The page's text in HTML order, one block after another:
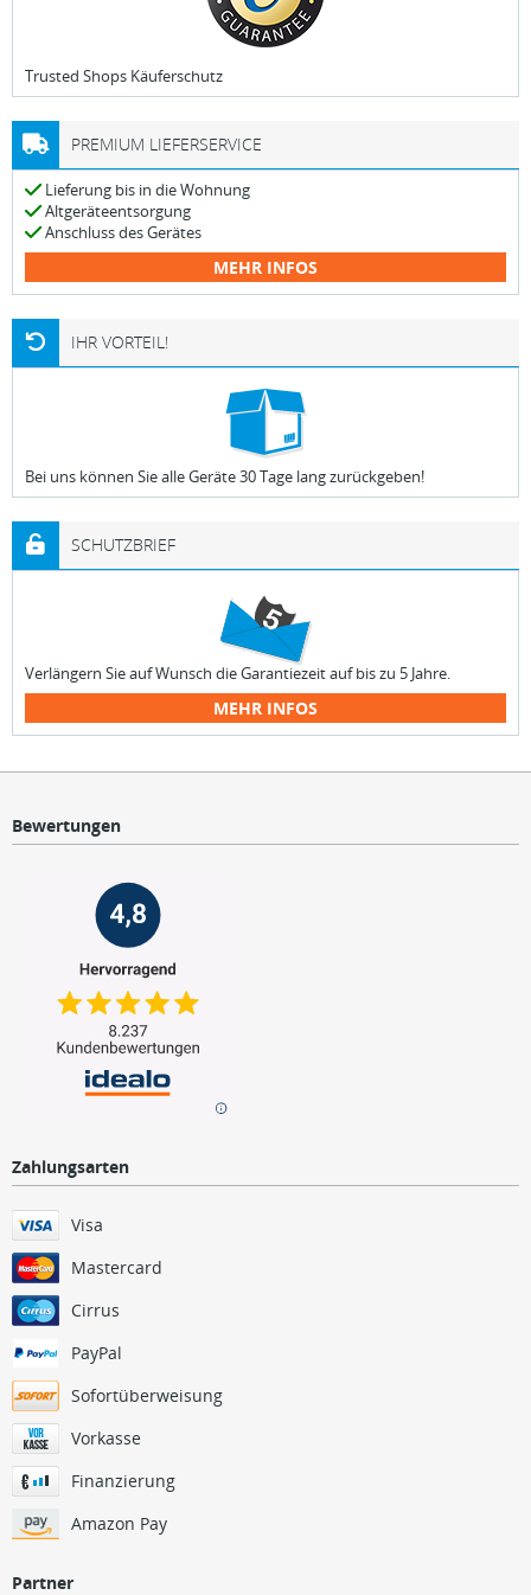
Trusted Shops Käuferschutz
PREMIUM LIEFERSERVICE
Lieferung bis in die Wohnung
Altgeräteentsorgung
Anschluss des Gerätes
MEHR INFOS
IHR VORTEIL!
Bei uns können Sie alle Geräte 30 Tage lang zurückgeben!
SCHUTZBRIEF
Verlängern Sie auf Wunsch die Garantiezeit auf bis zu 5 Jahre.
MEHR INFOS
Bewertungen
Zahlungsarten
Visa
Mastercard
Cirrus
PayPal
Sofortüberweisung
Vorkasse
Finanzierung
Amazon Pay
Partner